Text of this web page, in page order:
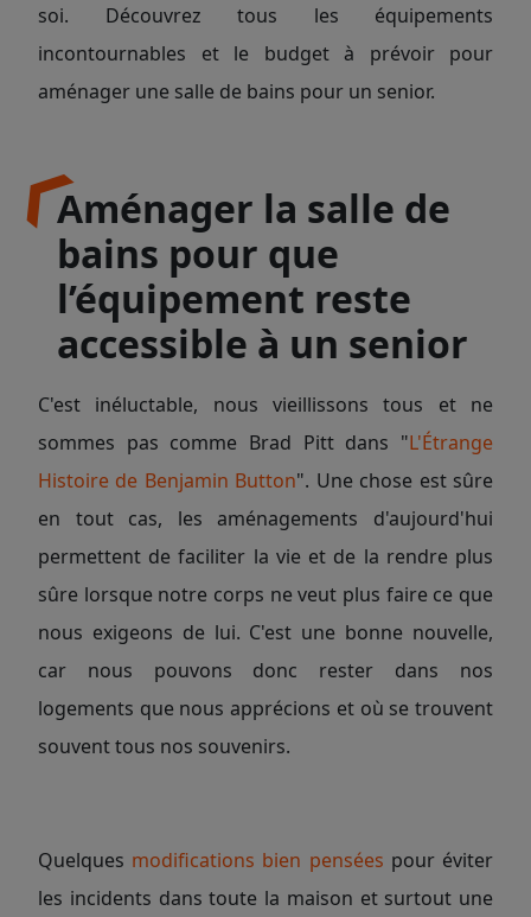
soi. Découvrez tous les équipements
incontournables et le budget à prévoir pour
aménager une salle de bains pour un senior.
Aménager la salle de
bains pour que
l’équipement reste
accessible à un senior
C'est inéluctable, nous vieillissons tous et ne
sommes pas comme Brad Pitt dans "L'Étrange
Histoire de Benjamin Button". Une chose est sûre
en tout cas, les aménagements d'aujourd'hui
permettent de faciliter la vie et de la rendre plus
sûre lorsque notre corps ne veut plus faire ce que
nous exigeons de lui. C'est une bonne nouvelle,
car nous pouvons donc rester dans nos
logements que nous apprécions et où se trouvent
souvent tous nos souvenirs.
Quelques modifications bien pensées pour éviter
les incidents dans toute la maison et surtout une